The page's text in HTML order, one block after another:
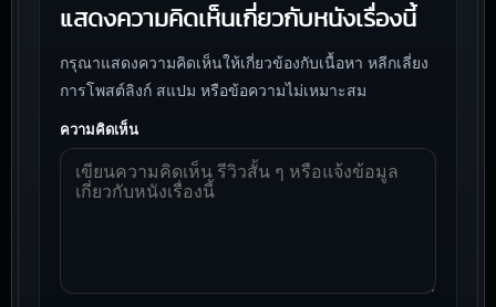
แสดงความคิดเห็นเกี่ยวกับหนังเรื่องนี้
กรุณาแสดงความคิดเห็นให้เกี่ยวข้องกับเนื้อหา หลีกเลี่ยง
การโพสต์ลิงก์ สแปม หรือข้อความไม่เหมาะสม
ความคิดเห็น